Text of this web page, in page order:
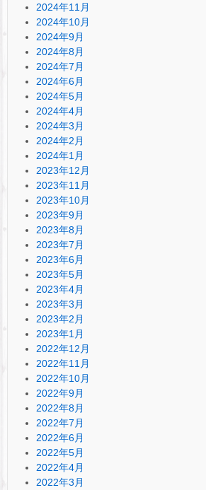
2024年11月
2024年10月
2024年9月
2024年8月
2024年7月
2024年6月
2024年5月
2024年4月
2024年3月
2024年2月
2024年1月
2023年12月
2023年11月
2023年10月
2023年9月
2023年8月
2023年7月
2023年6月
2023年5月
2023年4月
2023年3月
2023年2月
2023年1月
2022年12月
2022年11月
2022年10月
2022年9月
2022年8月
2022年7月
2022年6月
2022年5月
2022年4月
2022年3月